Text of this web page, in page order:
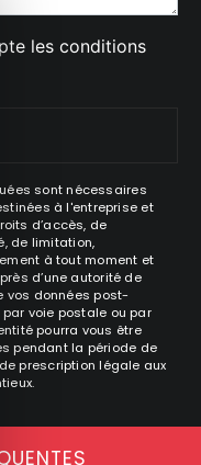
les conditions
sont nécessaires
à l'entreprise et
d’accès, de
de limitation,
à tout moment et
d’une autorité de
vos données post-
par voie postale ou par
pourra vous être
pendant la période de
prescription légale aux